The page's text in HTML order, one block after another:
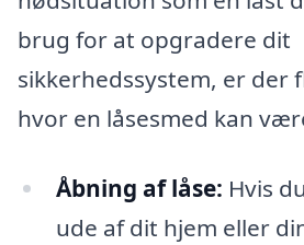
brug for at opgradere dit
sikkerhedssystem, er der
hvor en låsesmed kan
Åbning af låse: Hvis
ude af dit hjem eller